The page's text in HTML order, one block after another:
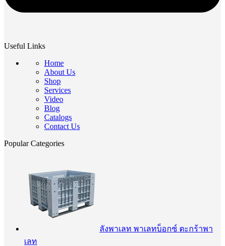
Useful Links
Home
About Us
Shop
Services
Video
Blog
Catalogs
Contact Us
Popular Categories
ลังพาเลท พาเลทบ็อกซ์ ตะกร้าพา
เลท